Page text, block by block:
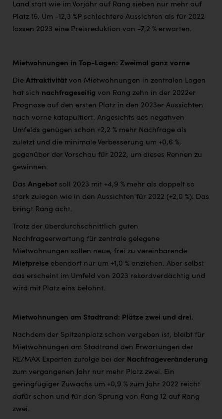
Land statt wie im Vorjahr auf Rang sieben nur mehr auf
Platz 15. Um -12,3 %P schlechtere Aussichten als für 2022
lassen 2023 eine Preisreduktion von -7,2 % erwarten.
Mietwohnungen in Top-Lagen: Zweimal ganz vorne
Die Attraktivität von Mietwohnungen in zentralen Lagen
hat sich nachfrageseitig von Rang zehn in der 2022er
Prognose auf den ersten Platz in den 2023er Aussichten
nach vorne katapultiert. Angesichts des negativen
Umfelds genügen schon +2,2 % mehr Nachfrage als
zuletzt und die minimale Verbesserung um +0,6 %,
gegenüber der Vorschau für 2022, um dieses Rennen zu
gewinnen.
Das Angebot soll 2023 mit +4,9 % mehr als doppelt so
stark zulegen wie in den Aussichten für 2022 (+2,0 %). Das
bringt Rang acht.
Trotz der überdurchschnittlich guten
Nachfrageerwartung für zentrale gelegene
Mietwohnungen sollen neue, frei zu vereinbarende
Mietpreise ebendort nur um +1,0 % anziehen. Aber selbst
das erscheint im Umfeld von 2023 rekordverdächtig und
wird mit Platz eins belohnt.
Mietwohnungen am Stadtrand: Plätze zwei und drei.
Nachdem der Spitzenplatz schon vergeben ist, bleibt für
Mietwohnungen am Stadtrand den Erwartungen der
RE/MAX Experten zufolge bei der Nachfrageveränderung
zum vergangenen Jahr nur mehr Platz zwei. Ein
geringfügiger Zuwachs um +0,9 % zum Jahr 2022 reicht
dafür schon und für den Sprung von Rang 12 auf Rang
zwei.